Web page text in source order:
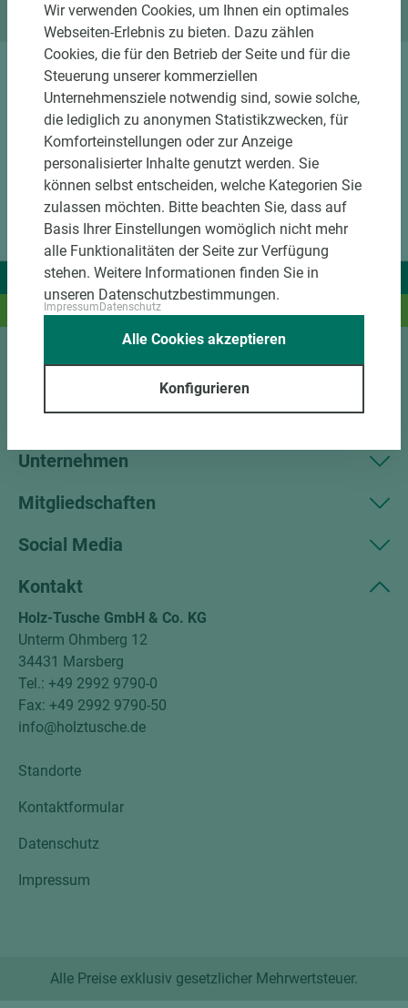
Wir liefern Ideen.
Und das passende Holz dazu.
Kundenservice
Unternehmen
Mitgliedschaften
Social Media
Kontakt
Holz-Tusche GmbH & Co. KG
Unterm Ohmberg 12
34431 Marsberg
Tel.: +49 2992 9790-0
Fax: +49 2992 9790-50
info@holztusche.de
Standorte
Kontaktformular
Datenschutz
Impressum
Alle Preise exklusiv gesetzlicher Mehrwertsteuer.
Wir verwenden Cookies, um Ihnen ein optimales
Webseiten-Erlebnis zu bieten. Dazu zählen
Cookies, die für den Betrieb der Seite und für die
Steuerung unserer kommerziellen
Unternehmensziele notwendig sind, sowie solche,
die lediglich zu anonymen Statistikzwecken, für
Komforteinstellungen oder zur Anzeige
personalisierter Inhalte genutzt werden. Sie
können selbst entscheiden, welche Kategorien Sie
zulassen möchten. Bitte beachten Sie, dass auf
Basis Ihrer Einstellungen womöglich nicht mehr
alle Funktionalitäten der Seite zur Verfügung
stehen. Weitere Informationen finden Sie in
unseren Datenschutzbestimmungen.
ImpressumDatenschutz
Konfigurieren
Alle Cookies akzeptieren